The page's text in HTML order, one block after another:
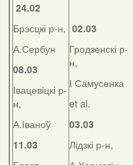
24.02
Брэсцкі р-н,
А.Сербун
08.03
Івацевіцкі р-
н,
А.Іваноў
11.03
02.03
Гродзенскі р-
н,
І Самусенка
et al.
03.03
Лідзкі р-н,